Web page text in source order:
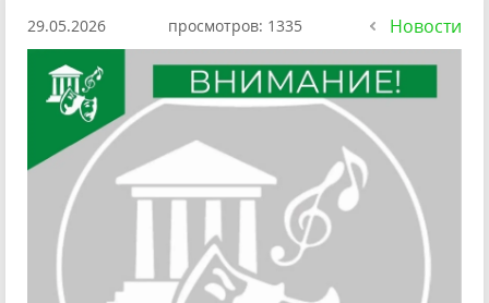
29.05.2026 просмотров: 1335 Новости